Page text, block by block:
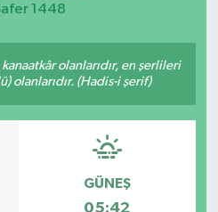
1448
olanlarıdır, en şerlileri
olanlarıdır. (Hadis-i şerif)
GÜNEŞ
05:42